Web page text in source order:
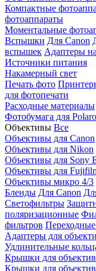
Компактные
фотоаппараты
Моментальные
Вспышки Для Canon
вспышек Адаптеры
Источники питания
Накамерный свет
Печать фото
для фотопечати
Расходные материалы
Фотобумага для
Объективы Все
Объективы для Canon
Объективы для Nikon
Объективы для Sony
Объективы для
Объективы микро 4/3
Бленды Для Canon
Светофильтры
поляризационные
фильтров Переходные
Адаптеры для
Удлинительные
Крышки для
Крышки для